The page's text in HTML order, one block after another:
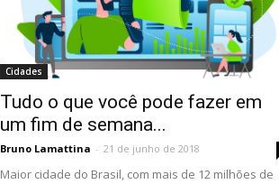
Cidades
Tudo o que você pode fazer em
um fim de semana...
Bruno Lamattina - 21 de junho de 2018
Maior cidade do Brasil, com mais de 12 milhões de